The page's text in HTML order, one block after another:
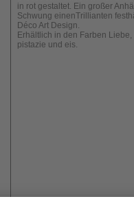
in rot gestaltet. Ein großer
Schwung einenTrillianten
Déco Art Design.
Erhältlich in den Farben Liebe,
pistazie und eis.